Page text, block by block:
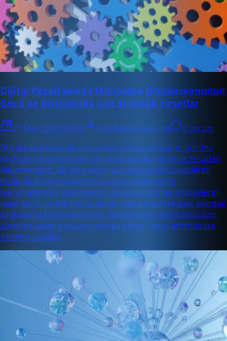
Dijital Pazarlamada Muhasebe Otomasyonunun
Gücü ve Girişimcilik için Stratejik Fırsatlar
27 Mart 2025 00:08 info@enabase.com
0 yorum
Dijital pazarlamada muhasebe otomasyonunun gücünü
keşfedin ve girişimciler için oluşturduğu stratejik fırsatları
değerlendirin. Bu blog yazısında, muhasebe süreçlerini
hızlandıran ve maliyetleri düşüren otomasyon
teknolojilerinin, işletmelerin dijital pazarlama stratejilerini
nasıl optimize ettiğini ve girişimcilere nasıl rekabet avantajı
sağladığını keşfedeceksiniz. İşletmenizin dijital dönüşüm
sürecine adapte olurken marka bilinirliğinizi artırmanıza
yardımcı olabilir.